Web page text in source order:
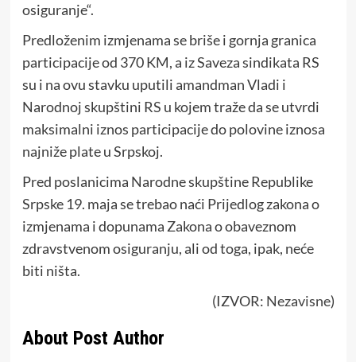
osiguranje“.
Predloženim izmjenama se briše i gornja granica
participacije od 370 KM, a iz Saveza sindikata RS
su i na ovu stavku uputili amandman Vladi i
Narodnoj skupštini RS u kojem traže da se utvrdi
maksimalni iznos participacije do polovine iznosa
najniže plate u Srpskoj.
Pred poslanicima Narodne skupštine Republike
Srpske 19. maja se trebao naći Prijedlog zakona o
izmjenama i dopunama Zakona o obaveznom
zdravstvenom osiguranju, ali od toga, ipak, neće
biti ništa.
(IZVOR: Nezavisne)
About Post Author